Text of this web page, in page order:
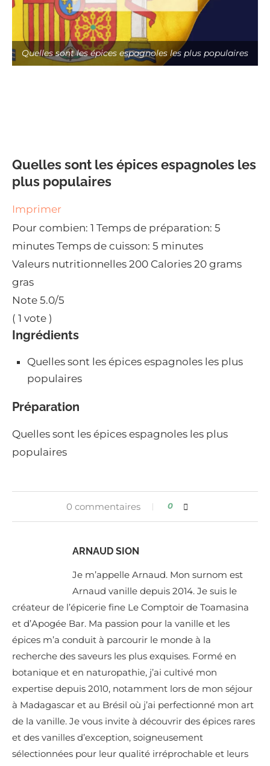
Quelles sont les épices espagnoles les plus populaires
Quelles sont les épices espagnoles les
plus populaires
Imprimer
Pour combien: 1 Temps de préparation: 5
minutes Temps de cuisson: 5 minutes
Valeurs nutritionnelles 200 Calories 20 grams
gras
Note 5.0/5
( 1 vote )
Ingrédients
Quelles sont les épices espagnoles les plus
populaires
Préparation
Quelles sont les épices espagnoles les plus
populaires
0 commentaires 0
ARNAUD SION
Je m’appelle Arnaud. Mon surnom est
Arnaud vanille depuis 2014. Je suis le
créateur de l’épicerie fine Le Comptoir de Toamasina
et d’Apogée Bar. Ma passion pour la vanille et les
épices m’a conduit à parcourir le monde à la
recherche des saveurs les plus exquises. Formé en
botanique et en naturopathie, j’ai cultivé mon
expertise depuis 2010, notamment lors de mon séjour
à Madagascar et au Brésil où j’ai perfectionné mon art
de la vanille. Je vous invite à découvrir des épices rares
et des vanilles d’exception, soigneusement
sélectionnées pour leur qualité irréprochable et leurs